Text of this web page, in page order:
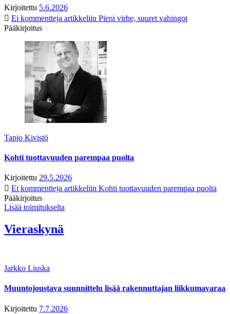
Kirjoitettu 5.6.2026
Ei kommentteja artikkeliin Pieni virhe, suuret vahingot
Pääkirjoitus
Tapio Kivistö
Kohti tuottavuuden parempaa puolta
Kirjoitettu 29.5.2026
Ei kommentteja artikkeliin Kohti tuottavuuden parempaa puolta
Pääkirjoitus
Lisää toimitukselta
Vieraskynä
Jarkko Liuska
Muuntojoustava suunnittelu lisää rakennuttajan liikkumavaraa
Kirjoitettu 7.7.2026